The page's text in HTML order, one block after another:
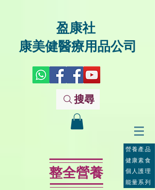
盈康社
康美健醫療用品公司
搜尋
整全營養
營養產品
個人護理
能量系列
健康素食